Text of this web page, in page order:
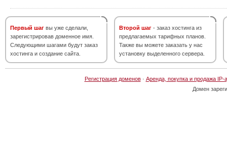
Первый шаг вы уже сделали,
зарегистрировав доменное имя.
Следующими шагами будут заказ
хостинга и создание сайта.
Второй шаг - заказ хостинга из
предлагаемых тарифных планов.
Также вы можете заказать у нас
установку выделенного сервера.
Регистрация доменов· Аренда, покупка и продажа IP-
Домен